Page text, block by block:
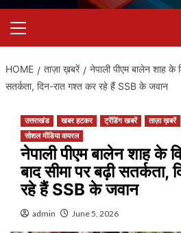
Menu
HOME ताज़ा ख़बरें
नेपाली पीएम बालेन शाह के
सतर्कता, दिन-रात गश्त कर रहे हैं SSB के जवान
उत्तराखंड खबर हटकर ट्रेंडिंग खबरें ताज़ा ख़बरें
सोशल मीडिया वायरल
नेपाली पीएम बालेन शाह के
बाद सीमा पर बढ़ी
रहे हैं SSB के जवान
admin June 5, 2026